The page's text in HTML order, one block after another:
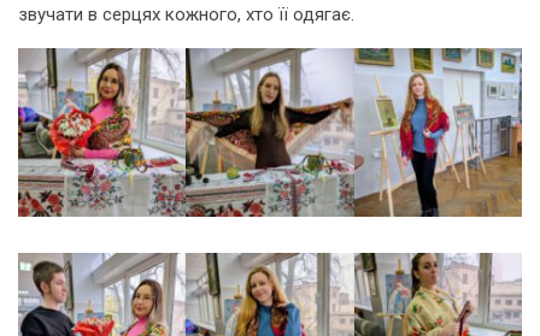
звучати в серцях кожного, хто її одягає.